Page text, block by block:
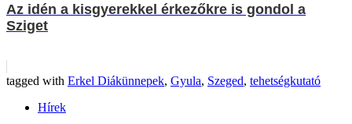
Az idén a kisgyerekkel érkezőkre is gondol a
Sziget
tagged with Erkel Diákünnepek, Gyula, Szeged, tehetségkutató
Hírek